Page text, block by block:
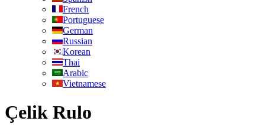
French
Portuguese
German
Russian
Korean
Thai
Arabic
Vietnamese
Çelik Rulo